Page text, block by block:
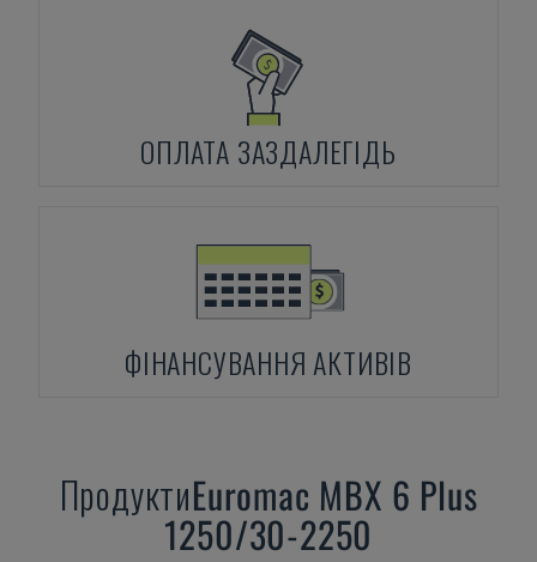
ОПЛАТА ЗАЗДАЛЕГІДЬ
ФІНАНСУВАННЯ АКТИВІВ
ПродуктиEuromac MBX 6 Plus
1250/30-2250